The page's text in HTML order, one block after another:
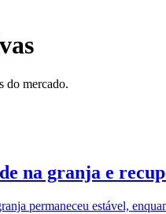
do mercado.
na granja e
permaneceu estável,